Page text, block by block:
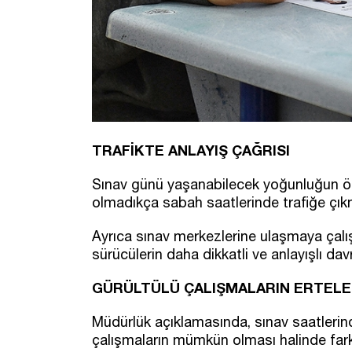
TRAFİKTE ANLAYIŞ ÇAĞRISI
Sınav günü yaşanabilecek yoğunluğun
olmadıkça sabah saatlerinde trafiğe
Ayrıca sınav merkezlerine ulaşmaya
sürücülerin daha dikkatli ve anlayışlı
GÜRÜLTÜLÜ ÇALIŞMALARIN
Müdürlük açıklamasında, sınav
çalışmaların mümkün olması halinde